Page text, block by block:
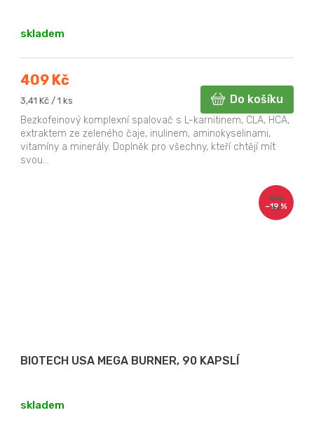
skladem
409 Kč
Měrná
3,41 Kč / 1 ks Do košíku
Bezkofeinový komplexní spalovač s L-karnitinem, CLA, HCA,
extraktem ze zeleného čaje, inulinem, aminokyselinami,
vitamíny a minerály. Doplněk pro všechny, kteří chtějí mít
svou...
470
Kč
–19 %
BIOTECH USA MEGA BURNER, 90 KAPSLÍ
skladem